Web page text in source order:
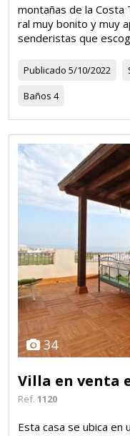
montañas de la Costa
ral muy bonito y muy
senderistas que
Publicado 5/10/2022
Baños 4
34
Villa en venta
Ref. 1120
Esta casa se ubica en